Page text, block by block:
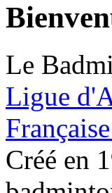
Le
Ligue
Créé en